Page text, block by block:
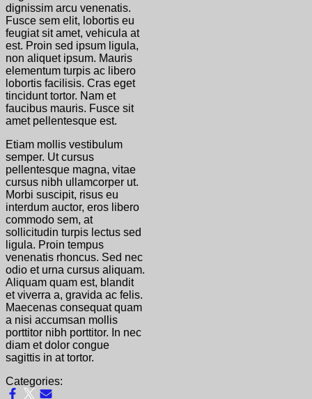
dignissim arcu venenatis.
Fusce sem elit, lobortis eu
feugiat sit amet, vehicula at
est. Proin sed ipsum ligula,
non aliquet ipsum. Mauris
elementum turpis ac libero
lobortis facilisis. Cras eget
tincidunt tortor. Nam et
faucibus mauris. Fusce sit
amet pellentesque est.
Etiam mollis vestibulum
semper. Ut cursus
pellentesque magna, vitae
cursus nibh ullamcorper ut.
Morbi suscipit, risus eu
interdum auctor, eros libero
commodo sem, at
sollicitudin turpis lectus sed
ligula. Proin tempus
venenatis rhoncus. Sed nec
odio et urna cursus aliquam.
Aliquam quam est, blandit
et viverra a, gravida ac felis.
Maecenas consequat quam
a nisi accumsan mollis
porttitor nibh porttitor. In nec
diam et dolor congue
sagittis in at tortor.
Categories: